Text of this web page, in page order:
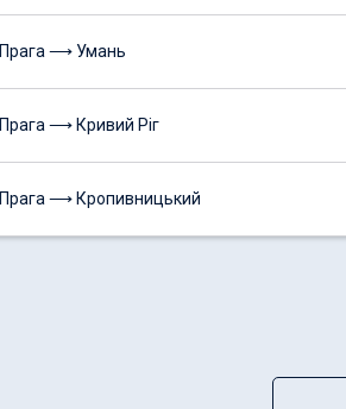
Прага ⟶ Умань
Прага ⟶ Кривий Ріг
Прага ⟶ Кропивницький